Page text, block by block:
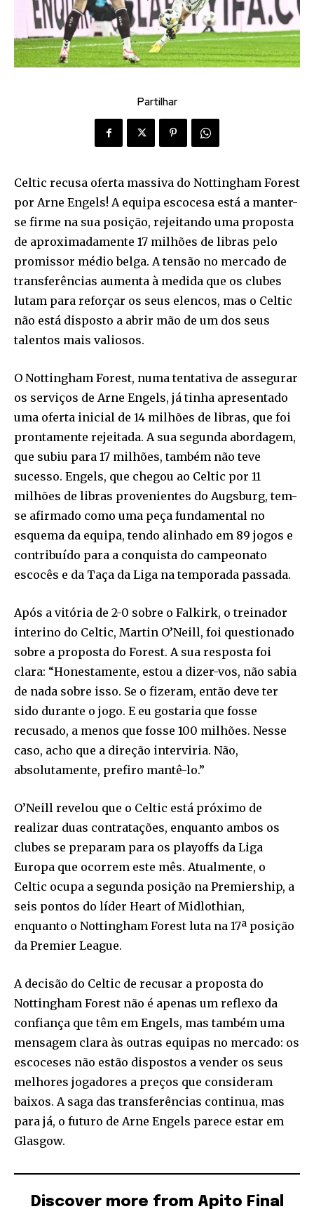
Partilhar
Celtic recusa oferta massiva do Nottingham Forest
por Arne Engels! A equipa escocesa está a manter-
se firme na sua posição, rejeitando uma proposta
de aproximadamente 17 milhões de libras pelo
promissor médio belga. A tensão no mercado de
transferências aumenta à medida que os clubes
lutam para reforçar os seus elencos, mas o Celtic
não está disposto a abrir mão de um dos seus
talentos mais valiosos.
O Nottingham Forest, numa tentativa de assegurar
os serviços de Arne Engels, já tinha apresentado
uma oferta inicial de 14 milhões de libras, que foi
prontamente rejeitada. A sua segunda abordagem,
que subiu para 17 milhões, também não teve
sucesso. Engels, que chegou ao Celtic por 11
milhões de libras provenientes do Augsburg, tem-
se afirmado como uma peça fundamental no
esquema da equipa, tendo alinhado em 89 jogos e
contribuído para a conquista do campeonato
escocês e da Taça da Liga na temporada passada.
Após a vitória de 2-0 sobre o Falkirk, o treinador
interino do Celtic, Martin O’Neill, foi questionado
sobre a proposta do Forest. A sua resposta foi
clara: “Honestamente, estou a dizer-vos, não sabia
de nada sobre isso. Se o fizeram, então deve ter
sido durante o jogo. E eu gostaria que fosse
recusado, a menos que fosse 100 milhões. Nesse
caso, acho que a direção interviria. Não,
absolutamente, prefiro mantê-lo.”
O’Neill revelou que o Celtic está próximo de
realizar duas contratações, enquanto ambos os
clubes se preparam para os playoffs da Liga
Europa que ocorrem este mês. Atualmente, o
Celtic ocupa a segunda posição na Premiership, a
seis pontos do líder Heart of Midlothian,
enquanto o Nottingham Forest luta na 17ª posição
da Premier League.
A decisão do Celtic de recusar a proposta do
Nottingham Forest não é apenas um reflexo da
confiança que têm em Engels, mas também uma
mensagem clara às outras equipas no mercado: os
escoceses não estão dispostos a vender os seus
melhores jogadores a preços que consideram
baixos. A saga das transferências continua, mas
para já, o futuro de Arne Engels parece estar em
Glasgow.
Discover more from Apito Final